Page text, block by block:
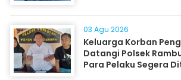
03 Agu 2026
Keluarga Korban
Datangi Polsek
Para Pelaku Segera